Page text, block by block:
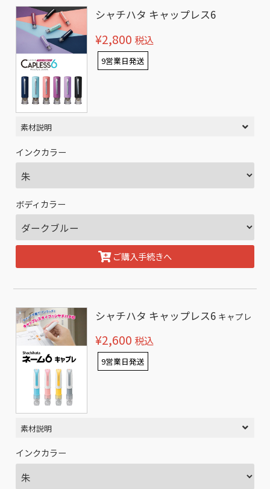
シャチハタ キャップレス6
¥2,800 税込
9営業日発送
素材説明
インクカラー
ボディカラー
ご購入手続きへ
シャチハタ キャップレス6 キャプレ
¥2,600 税込
9営業日発送
素材説明
インクカラー